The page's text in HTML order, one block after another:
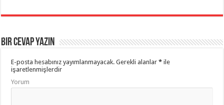
Bir Cevap Yazın
E-posta hesabınız yayımlanmayacak. Gerekli alanlar* ile
işaretlenmişlerdir
Yorum